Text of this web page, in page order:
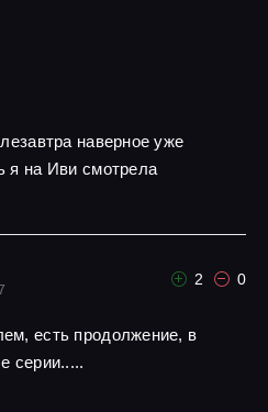
наверное уже
я на Иви смотрела
2 0
есть продолжение, в
серии.....